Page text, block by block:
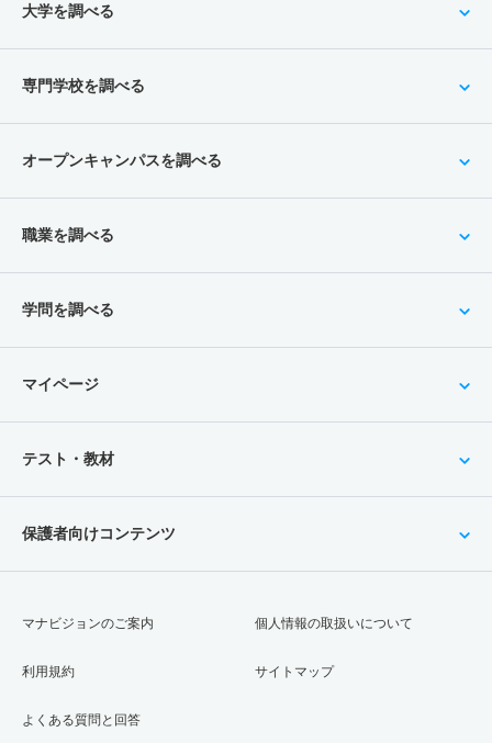
大学を調べる
専門学校を調べる
オープンキャンパスを調べる
職業を調べる
学問を調べる
マイページ
テスト・教材
保護者向けコンテンツ
マナビジョンのご案内
利用規約
よくある質問と回答
個人情報の取扱いについて
サイトマップ